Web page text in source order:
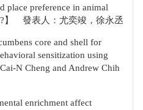
place preference in animal
】 發表人：尤奕竣，徐永丞
core and shell for
sensitization using
N Cheng and Andrew Chih
enrichment affect